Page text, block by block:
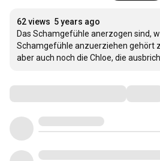
62 views 5 years ago
Das Schamgefühle anerzogen sind,
Schamgefühle anzuerziehen gehört
aber auch noch die Chloe, die